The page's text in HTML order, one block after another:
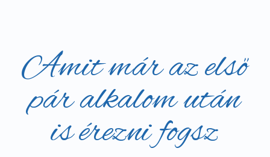
Amit már az első
pár alkalom után
is érezni fogsz